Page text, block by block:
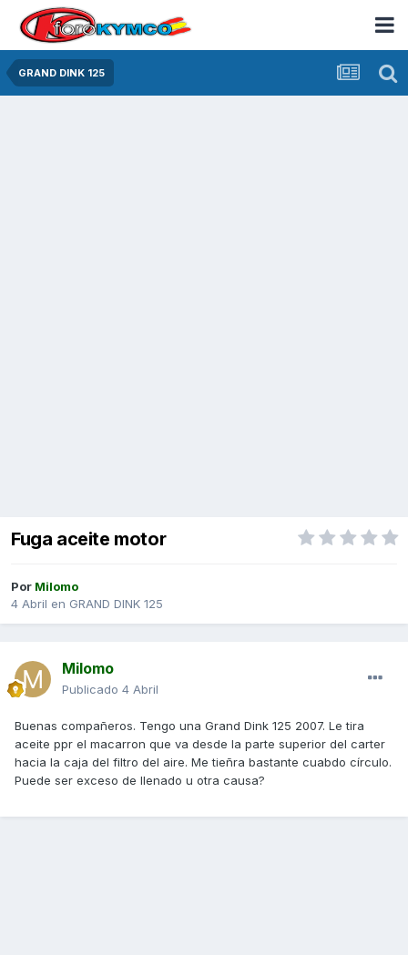
GRAND DINK 125
Fuga aceite motor
Por Milomo
4 Abril en GRAND DINK 125
Milomo
Publicado 4 Abril
Buenas compañeros. Tengo una Grand Dink 125 2007. Le tira
aceite ppr el macarron que va desde la parte superior del carter
hacia la caja del filtro del aire. Me tieñra bastante cuabdo círculo.
Puede ser exceso de llenado u otra causa?